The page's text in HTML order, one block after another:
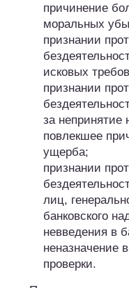
причинение
моральных
признании
исковых
признании
за
повлекшее
ущерба;
признании
лиц,
банковского
невведения в
неназначение
проверки.